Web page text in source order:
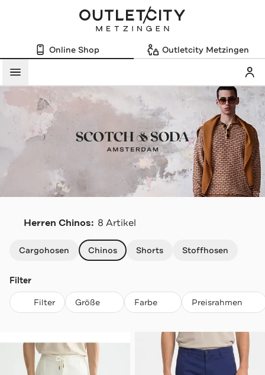
Online Shop Outletcity Metzingen
Menü
Herren Chinos: 8 Artikel
Cargohosen Chinos Shorts Stoffhosen
Filter
Filter Größe Farbe Preisrahmen